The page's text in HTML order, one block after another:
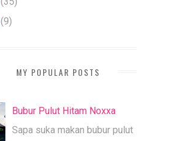
(9)
MY POPULAR POSTS
Bubur Pulut Hitam Noxxa
Sapa suka makan bubur pulut